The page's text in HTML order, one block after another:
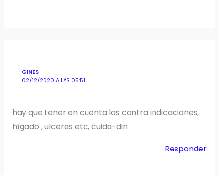
GINES
02/12/2020 A LAS 05:51
hay que tener en cuenta las contra indicaciones,
hígado , ulceras etc, cuida-din
Responder